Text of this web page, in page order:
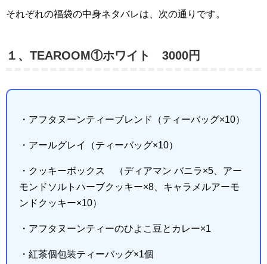
それぞれの福袋の中身ネタバレは、次の通りです。
１、TEAROOM①ホワイト 3000円
・アフタヌーンティーブレンド（ティーバッグ×10）
・アールグレイ（ティーバッグ×10）
・クッキーボックス （ディアマン バニラ×5、アー
モンドソルトハーブクッキー×8、キャラメルアーモ
ンドクッキー×10）
・アフタヌーンティーのひよこ豆とカレー×1
・紅茶個包装ティーバッグ×1個